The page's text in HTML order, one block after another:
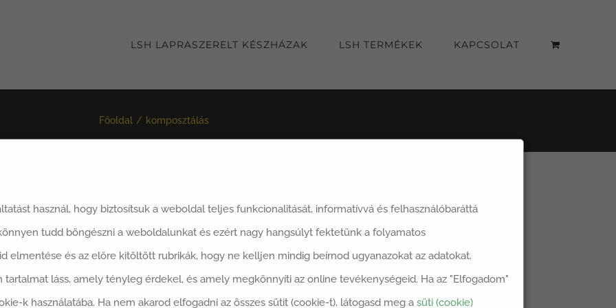
használ, hogy biztosítsuk a weboldal teljes funkcionalitását, informatívvá és felhasználóbaráttá
tudd böngészni a weboldalunkat és ezért nagy hangsúlyt fektetünk a folyamatos
elmentése és az előre kitöltött rubrikák, hogy ne kelljen mindig beírnod ugyanazokat az adatokat.
tartalmat láss, amely tényleg érdekel, és amely megkönnyíti az online tevékenységeid. Ha az "Elfogadom"
k használatába. Ha nem akarod elfogadni az összes sütit (cookie-t), látogasd meg asüti (cookie)
LSH LAPRASZERELT KÉSZHÁZAK LSH TERMÉKEK KAPCSOLAT
Főoldal komposztálás